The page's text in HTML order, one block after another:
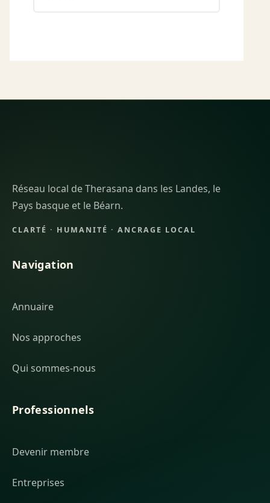
Réseau local de Therasana dans les Landes, le
Pays basque et le Béarn.
CLARTÉ · HUMANITÉ · ANCRAGE LOCAL
Navigation
Annuaire
Nos approches
Qui sommes-nous
Professionnels
Devenir membre
Entreprises